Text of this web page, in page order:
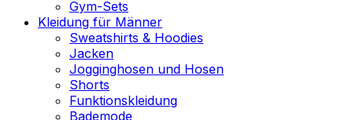
Gym-Sets
Kleidung für Männer
Sweatshirts & Hoodies
Jacken
Jogginghosen und Hosen
Shorts
Funktionskleidung
Bademode